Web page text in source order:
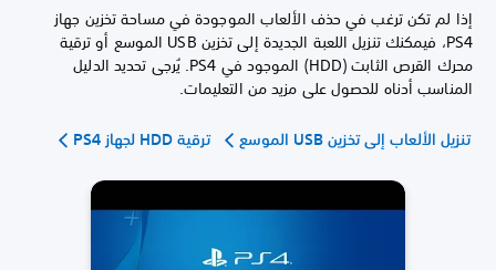
إذا لم تكن ترغب في حذف الألعاب الموجودة في مساحة تخزين جهاز
PS4، فيمكنك تنزيل اللعبة الجديدة إلى تخزين USB الموسع أو ترقية
محرك القرص الثابت (HDD) الموجود في PS4. يُرجى تحديد الدليل
المناسب أدناه للحصول على مزيد من التعليمات.
تنزيل الألعاب إلى تخزين USB الموسع ترقية HDD لجهاز PS4